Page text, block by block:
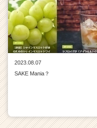
2023.08.07
SAKE Mania？